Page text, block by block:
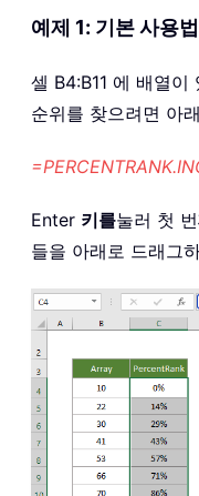
예제 1: 기본 사용법
셀 B4:B11 에 배열
순위를 찾으려면 아
Enter 키를눌러 첫
들을 아래로 드래그